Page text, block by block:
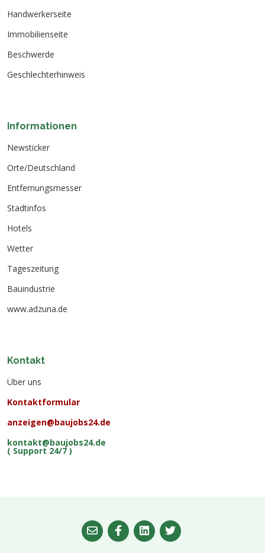
Handwerkerseite
Immobilienseite
Beschwerde
Geschlechterhinweis
Informationen
Newsticker
Orte/Deutschland
Entfernungsmesser
Stadtinfos
Hotels
Wetter
Tageszeitung
Bauindustrie
www.adzuna.de
Kontakt
Über uns
Kontaktformular
anzeigen@baujobs24.de
kontakt@baujobs24.de
( Support 24/7 )